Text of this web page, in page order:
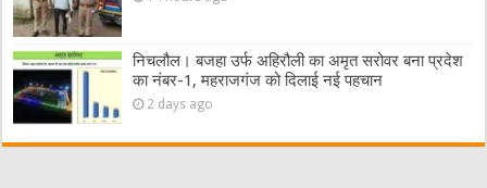
निचलौल। बजहा उर्फ अहिरौली का अमृत सरोवर बना प्रदेश
का नंबर-1, महराजगंज को दिलाई नई पहचान
2 days ago